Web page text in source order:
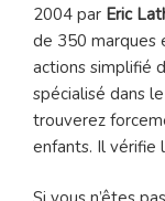
2004 par Eric
de 350 marques
actions simplifié
spécialisé dans
trouverez
enfants. Il vérifie